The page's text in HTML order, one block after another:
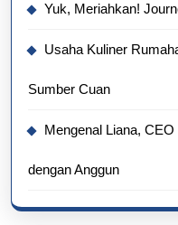
Yuk, Meriahkan!
Usaha Kuliner
Sumber Cuan
Mengenal Liana,
dengan Anggun